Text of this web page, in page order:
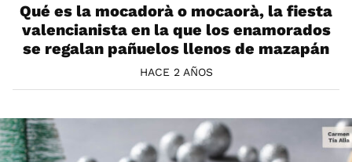
Qué es la mocadorà o mocaorà, la fiesta
valencianista en la que los enamorados
se regalan pañuelos llenos de mazapán
HACE 2 AÑOS